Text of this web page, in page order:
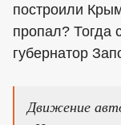
построили
пропал? Тогда
губернатор
Движение